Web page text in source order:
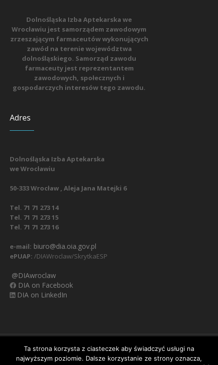
Dolnośląska Izba Aptekarska we
Wrocławiu jest samorządem zawodowym
zrzeszającym farmaceutów wykonujących
zawód na terenie województwa
dolnośląskiego. Samorząd zawodu
farmaceuty jest reprezentantem
zawodowych, społecznych i
gospodarczych interesów tego zawodu.
Adres
Dolnośląska Izba Aptekarska
we Wrocławiu
50-333 Wrocław , Aleja Jana Matejki 6
Tel. 71 71 273 14
Tel. 71 71 273 15
Tel. 71 71 273 16
e-mail: biuro@dia.oia.gov.pl
ePUAP: /DIAWroclaw/SkrytkaESP
@DIAwroclaw
DIA on Facebook
DIA on LinkedIn
Nasz Facebook Regulamin
Polityka prywatności
Ta strona korzysta z ciasteczek aby świadczyć usługi na
najwyższym poziomie. Dalsze korzystanie ze strony oznacza,